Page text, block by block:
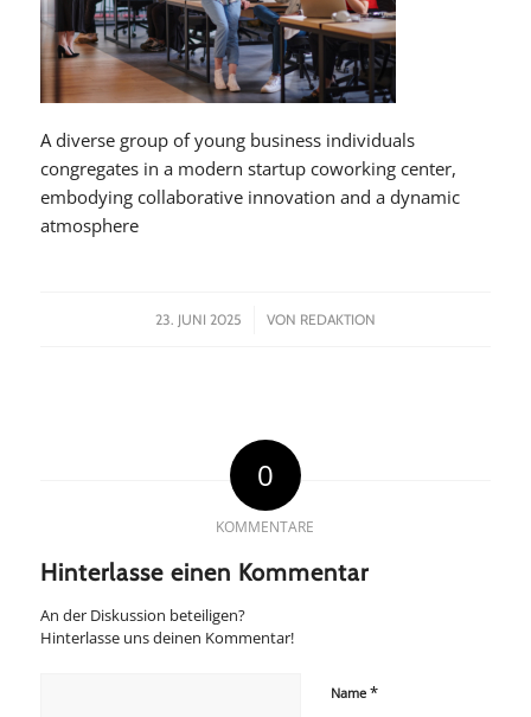
A diverse group of young business individuals
congregates in a modern startup coworking center,
embodying collaborative innovation and a dynamic
atmosphere
23. JUNI 2025
/ VON REDAKTION
0
KOMMENTARE
Hinterlasse einen Kommentar
An der Diskussion beteiligen?
Hinterlasse uns deinen Kommentar!
Name *